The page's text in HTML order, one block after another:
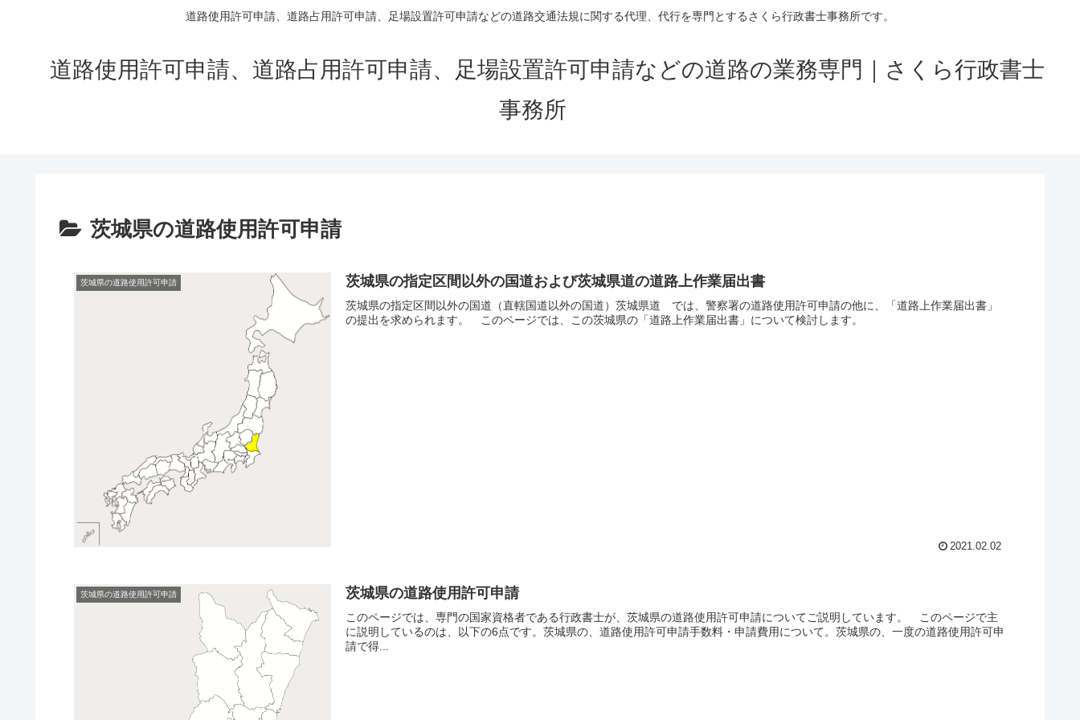
道路使用許可申請、道路占用許可申請、足場設置許可申請などの道路交通法規に関する代理、代行を専門とするさくら行政書士事務所です。
道路使用許可申請、道路占用許可申請、足場設置許可申請などの道路の業務専門｜さくら行政書士
事務所
茨城県の道路使用許可申請
茨城県の道路使用許可申請 茨城県の指定区間以外の国道および茨城県道の道路上作業届出書
茨城県の指定区間以外の国道（直轄国道以外の国道）茨城県道 では、警察署の道路使用許可申請の他に、「道路上作業届出書」
の提出を求められます。 このページでは、この茨城県の「道路上作業届出書」について検討します。
2021.02.02
茨城県の道路使用許可申請 茨城県の道路使用許可申請
このページでは、専門の国家資格者である行政書士が、茨城県の道路使用許可申請についてご説明しています。 このページで主
に説明しているのは、以下の6点です。茨城県の、道路使用許可申請手数料・申請費用について。茨城県の、一度の道路使用許可申
請で得...